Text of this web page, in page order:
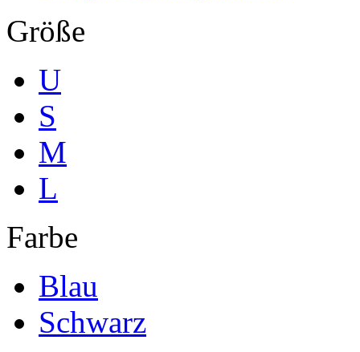
Größe
U
S
M
L
Farbe
Blau
Schwarz